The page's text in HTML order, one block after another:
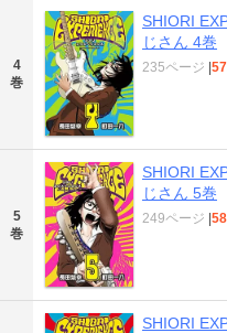
4
巻
SHIORI
じさん 4巻
235ページ |
5
巻
SHIORI
じさん 5巻
249ページ |
SHIORI